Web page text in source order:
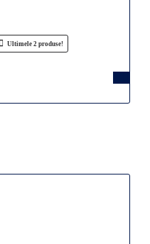
Ultimele 2 produse!